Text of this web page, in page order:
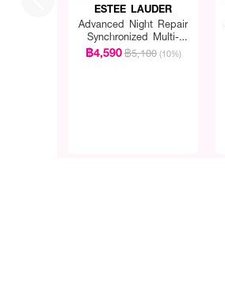
ESTEE LAUDER
Advanced Night Repair
Synchronized Multi-
Recovery Complex
฿4,590฿5,100 (10%)